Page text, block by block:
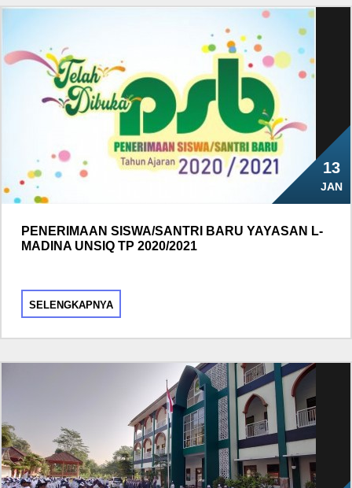
13
JAN
PENERIMAAN SISWA/SANTRI BARU YAYASAN L-
MADINA UNSIQ TP 2020/2021
SELENGKAPNYA